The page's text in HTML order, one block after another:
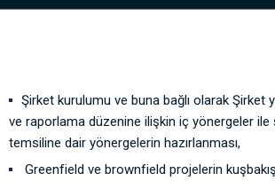
Şirket kurulumu ve buna bağlı olarak Şirket
ve raporlama düzenine ilişkin iç yönergeler ile
temsiline dair yönergelerin hazırlanması,
Greenfield ve brownfield projelerin